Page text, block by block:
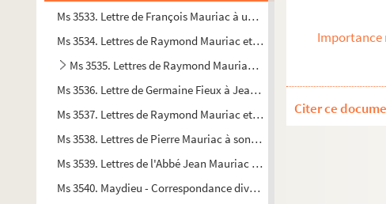
Ms 3533. Lettre de François Mauriac à un "Cher Monsieur"
Ms 3534. Lettres de Raymond Mauriac et d'Antoinette Mauriac à
Ms 3535. Lettres de Raymond Mauriac à Jeanne Mauriac
Ms 3536. Lettre de Germaine Fieux à Jean Mauriac
Ms 3537. Lettres de Raymond Mauriac et Marguerite Antoinette à
Ms 3538. Lettres de Pierre Mauriac à son neveu Jean Mauriac
Ms 3539. Lettres de l'Abbé Jean Mauriac à son neveu et filleul Jean
Ms 3540. Maydieu - Correspondance diverse.
Importance
Citer ce